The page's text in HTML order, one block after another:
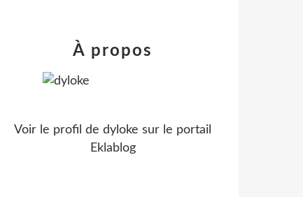
À propos
Voir le profil de dyloke sur le portail
Eklablog